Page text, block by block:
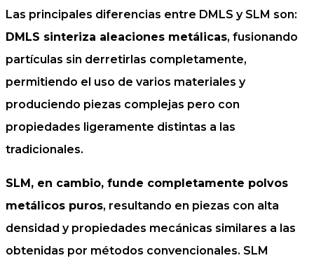
Las principales diferencias entre DMLS y SLM son:
DMLS sinteriza aleaciones metálicas, fusionando
partículas sin derretirlas completamente,
permitiendo el uso de varios materiales y
produciendo piezas complejas pero con
propiedades ligeramente distintas a las
tradicionales.
SLM, en cambio, funde completamente polvos
metálicos puros, resultando en piezas con alta
densidad y propiedades mecánicas similares a las
obtenidas por métodos convencionales. SLM